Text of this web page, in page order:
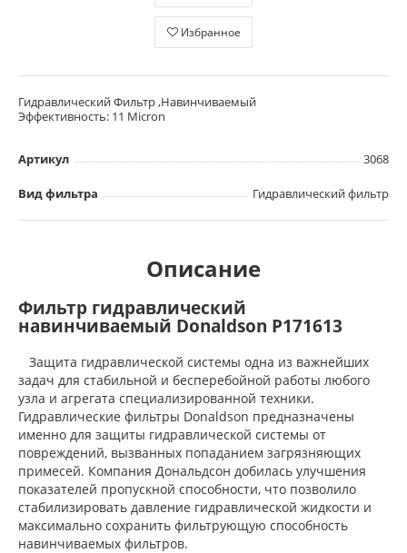
Избранное
Гидравлический Фильтр ,Навинчиваемый
Эффективность: 11 Micron
Артикул 3068
Вид фильтра Гидравлический фильтр
Описание
Фильтр гидравлический
навинчиваемый Donaldson P171613
Защита гидравлической системы одна из важнейших
задач для стабильной и бесперебойной работы любого
узла и агрегата специализированной техники.
Гидравлические фильтры Donaldson предназначены
именно для защиты гидравлической системы от
повреждений, вызванных попаданием загрязняющих
примесей. Компания Дональдсон добилась улучшения
показателей пропускной способности, что позволило
стабилизировать давление гидравлической жидкости и
максимально сохранить фильтрующую способность
навинчиваемых фильтров.